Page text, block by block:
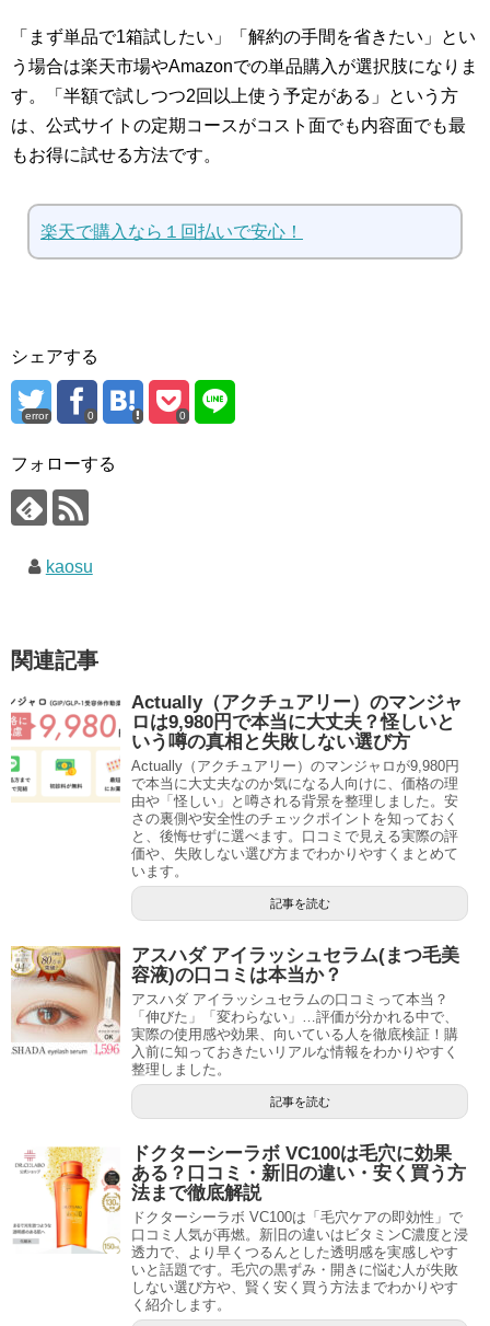
「まず単品で1箱試したい」「解約の手間を省きたい」とい
う場合は楽天市場やAmazonでの単品購入が選択肢になりま
す。「半額で試しつつ2回以上使う予定がある」という方
は、公式サイトの定期コースがコスト面でも内容面でも最
もお得に試せる方法です。
楽天で購入なら１回払いで安心！
シェアする
error 0 0
フォローする
kaosu
関連記事
Actually（アクチュアリー）のマンジャ
ロは9,980円で本当に大丈夫？怪しいと
いう噂の真相と失敗しない選び方
Actually（アクチュアリー）のマンジャロが9,980円
で本当に大丈夫なのか気になる人向けに、価格の理
由や「怪しい」と噂される背景を整理しました。安
さの裏側や安全性のチェックポイントを知っておく
と、後悔せずに選べます。口コミで見える実際の評
価や、失敗しない選び方までわかりやすくまとめて
います。
記事を読む
アスハダ アイラッシュセラム(まつ毛美
容液)の口コミは本当か？
アスハダ アイラッシュセラムの口コミって本当？
「伸びた」「変わらない」…評価が分かれる中で、
実際の使用感や効果、向いている人を徹底検証！購
入前に知っておきたいリアルな情報をわかりやすく
整理しました。
記事を読む
ドクターシーラボ VC100は毛穴に効果
ある？口コミ・新旧の違い・安く買う方
法まで徹底解説
ドクターシーラボ VC100は「毛穴ケアの即効性」で
口コミ人気が再燃。新旧の違いはビタミンC濃度と浸
透力で、より早くつるんとした透明感を実感しやす
いと話題です。毛穴の黒ずみ・開きに悩む人が失敗
しない選び方や、賢く安く買う方法までわかりやす
く紹介します。